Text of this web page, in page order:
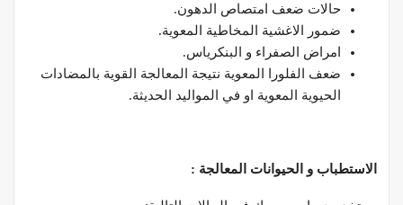
حالات ضعف امتصاص الدهون.
ضمور الاغشية المخاطية المعوية.
امراض الصفراء و البنكرياس.
ضعف الفلورا المعوية نتيجة المعالجة القوية بالمضادات
الحيوية المعوية او في المواليد الحديثة.
الاستطباب و الحيوانات المعالجة :